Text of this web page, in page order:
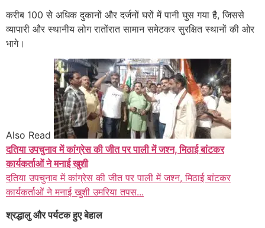
करीब 100 से अधिक दुकानों और दर्जनों घरों में पानी घुस गया है, जिससे
व्यापारी और स्थानीय लोग रातोंरात सामान समेटकर सुरक्षित स्थानों की ओर
भागे।
Also Read
दतिया उपचुनाव में कांग्रेस की जीत पर पाली में जश्न, मिठाई बांटकर
कार्यकर्ताओं ने मनाई खुशी
दतिया उपचुनाव में कांग्रेस की जीत पर पाली में जश्न, मिठाई बांटकर
कार्यकर्ताओं ने मनाई खुशी उमरिया तपस...
श्रद्धालु और पर्यटक हुए बेहाल